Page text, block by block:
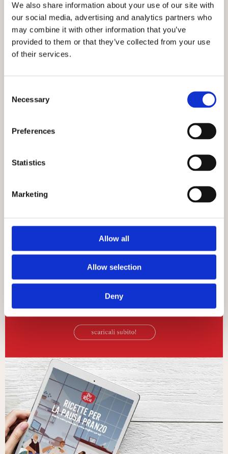
We also share information about your use of our site with
our social media, advertising and analytics partners who
may combine it with other information that you’ve
provided to them or that they’ve collected from your use
of their services.
Selection
Necessary
Preferences
Statistics
Marketing
Allow all
Allow selection
Deny
MINI POLPETTE DI MELANZANE CON DIP DI
Queste mini polpette di melanzane sono morbide,